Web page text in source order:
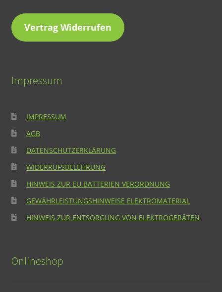
Vertrag Widerrufen
Impressum
IMPRESSUM
AGB
DATENSCHUTZERKLÄRUNG
WIDERRUFSBELEHRUNG
HINWEIS ZUR EU BATTERIEN VERORDNUNG
GEWÄHRLEISTUNGSHINWEISE ELEKTROMATERIAL
HINWEIS ZUR ENTSORGUNG VON ELEKTROGERÄTEN
Onlineshop